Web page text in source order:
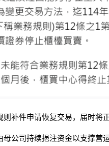
补件申请恢复交易，届时将
公司持续挹注资金以支撑